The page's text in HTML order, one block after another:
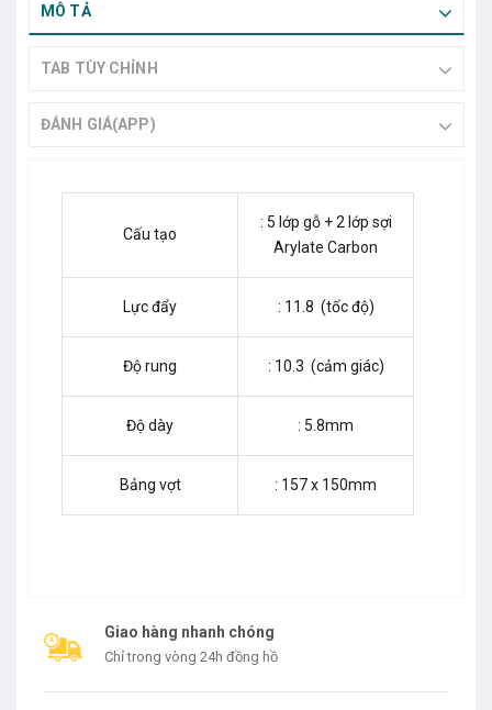
MÔ TẢ
TAB TÙY CHỈNH
ĐÁNH GIÁ(APP)
Cấu tạo
: 5 lớp gỗ + 2 lớp sợi
Arylate Carbon
Lực đẩy : 11.8 (tốc độ)
Độ rung : 10.3 (cảm giác)
Độ dày : 5.8mm
Bảng vợt : 157 x 150mm
Giao hàng nhanh chóng
Chỉ trong vòng 24h đồng hồ